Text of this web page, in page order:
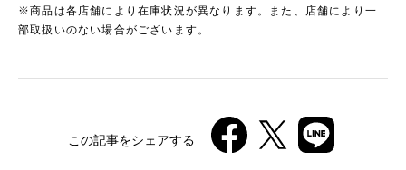
※商品は各店舗により在庫状況が異なります。また、店舗により一
部取扱いのない場合がございます。
この記事をシェアする